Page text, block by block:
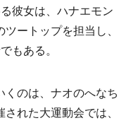
彼女は、ハナエモン
ートップを担当し、
もある。
のは、ナオのへなち
れた大運動会では、